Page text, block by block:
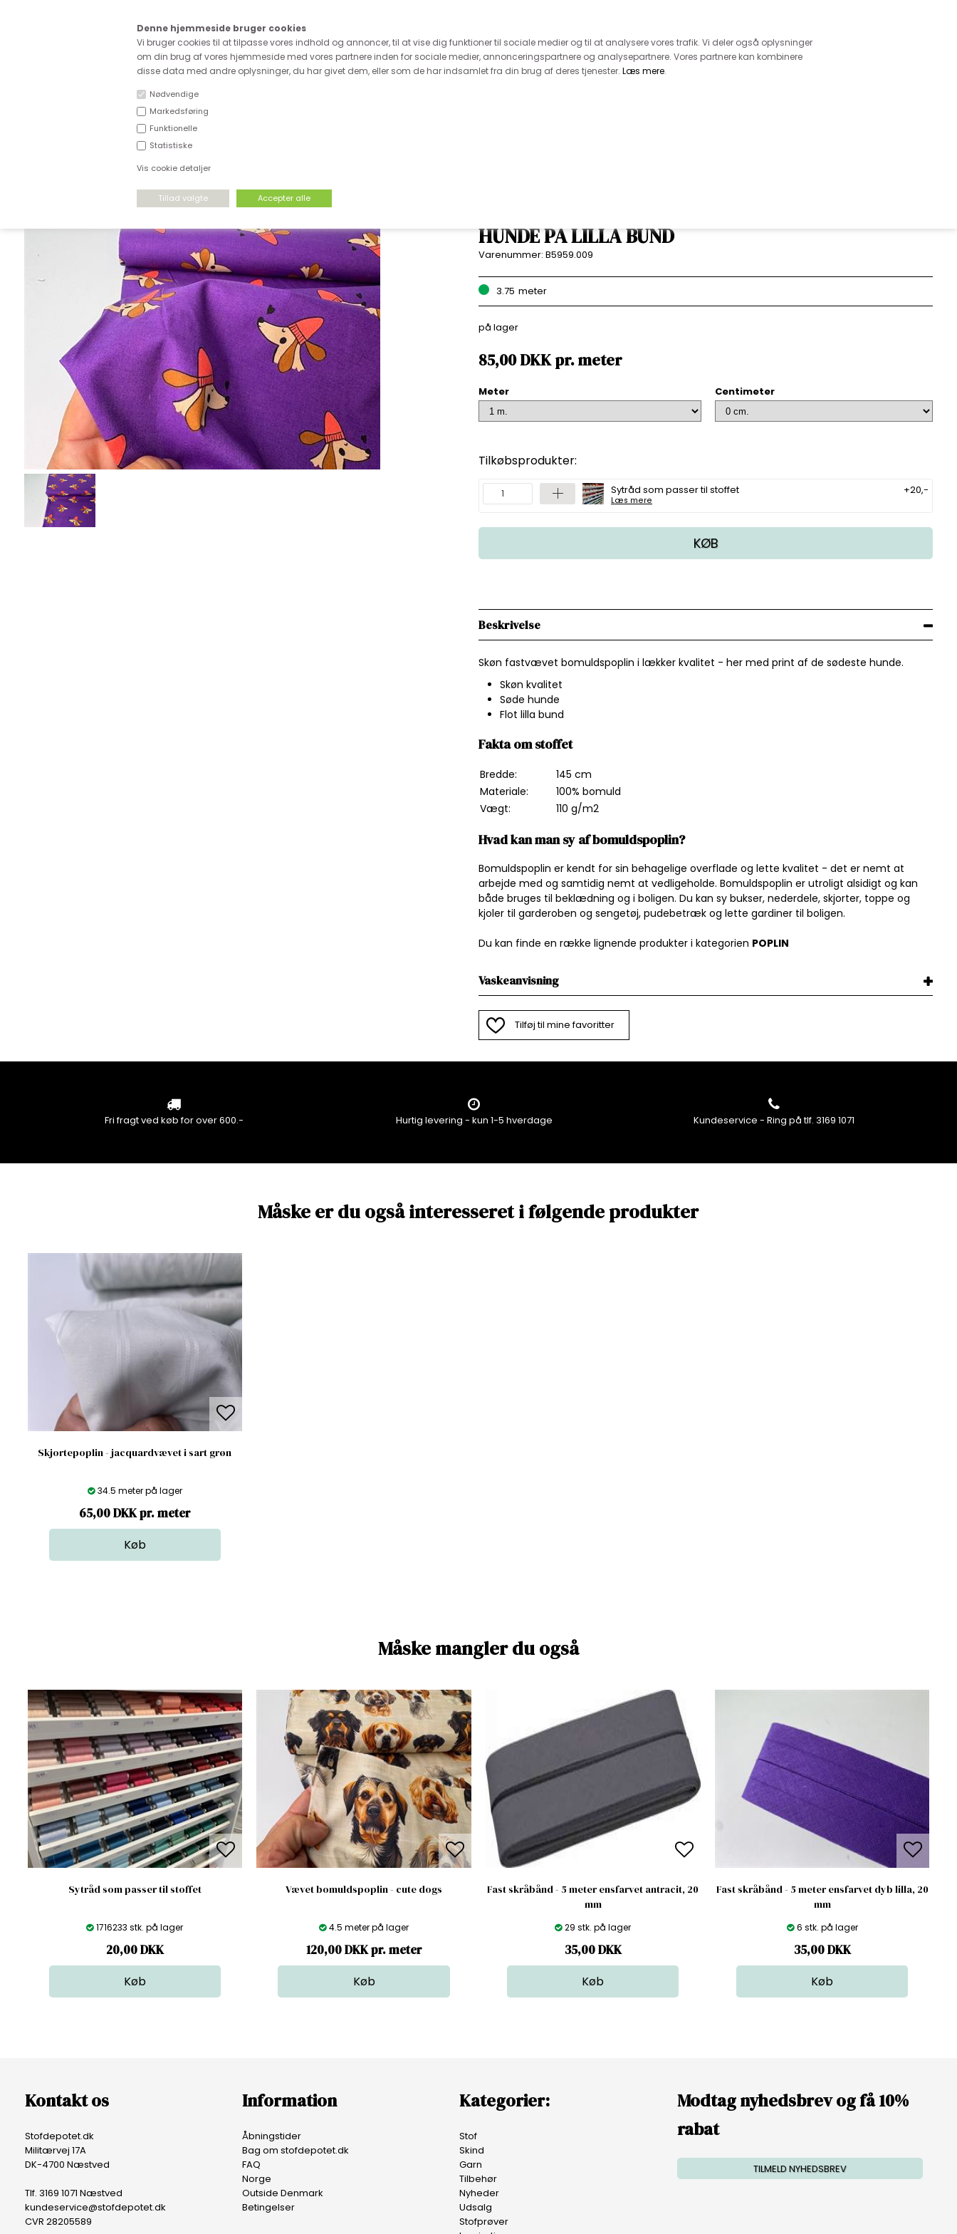
Denne hjemmeside bruger cookies
Vi bruger cookies til at tilpasse vores indhold og annoncer, til at vise dig funktioner til sociale medier og til at analysere vores trafik. Vi deler også oplysninger
om din brug af vores hjemmeside med vores partnere inden for sociale medier, annonceringspartnere og analysepartnere. Vores partnere kan kombinere
disse data med andre oplysninger, du har givet dem, eller som de har indsamlet fra din brug af deres tjenester. Læs mere.
Nødvendige
Markedsføring
Funktionelle
Statistiske
Vis cookie detaljer
Fri fragt ved køb for over 600.-
DEADSTOCK
HUNDE PÅ LILLA BUND
Varenummer: B5959.009
3.75 meter
på lager
85,00DKKpr.meter
Meter Centimeter
Tilkøbsprodukter:
Sytråd som passer til stoffet
Læs mere
+20,-
KØB
Beskrivelse
Skøn fastvævet bomuldspoplin i lækker kvalitet - her med print af de sødeste hunde.
Skøn kvalitet
Søde hunde
Flot lilla bund
Fakta om stoffet
Bredde:
145 cm
Materiale:
100% bomuld
Vægt:
110 g/m2
Hvad kan man sy af bomuldspoplin?
Bomuldspoplin er kendt for sin behagelige overflade og lette kvalitet - det er nemt at
arbejde med og samtidig nemt at vedligeholde. Bomuldspoplin er utroligt alsidigt og kan
både bruges til beklædning og i boligen. Du kan sy bukser, nederdele, skjorter, toppe og
kjoler til garderoben og sengetøj, pudebetræk og lette gardiner til boligen.
Du kan finde en række lignende produkter i kategorien POPLIN
Vaskeanvisning
Tilføj til mine favoritter
Fri fragt ved køb for over 600.- Hurtig levering - kun 1-5 hverdage Kundeservice - Ring på tlf. 3169 1071
Måske er du også interesseret i følgende produkter
Skjortepoplin - jacquardvævet i sart grøn
34.5 meter på lager
65,00 DKK pr. meter
Måske mangler du også
Sytråd som passer til stoffet
1716233 stk. på lager
20,00DKK
Vævet bomuldspoplin - cute dogs
4.5 meter på lager
120,00 DKK pr. meter
Fast skråbånd - 5 meter ensfarvet antracit, 20
mm
29 stk. på lager
35,00DKK
Fast skråbånd - 5 meter ensfarvet dyb lilla, 20
mm
6 stk. på lager
35,00DKK
Kontakt os
Stofdepotet.dk
Militærvej 17A
DK-4700 Næstved
Tlf. 3169 1071 Næstved
kundeservice@stofdepotet.dk
CVR 28205589
Information
Åbningstider
Bag om stofdepotet.dk
FAQ
Norge
Outside Denmark
Betingelser
Kategorier:
Stof
Skind
Garn
Tilbehør
Nyheder
Udsalg
Stofprøver
Modtag nyhedsbrev og få 10%
rabat
TILMELD NYHEDSBREV